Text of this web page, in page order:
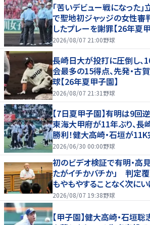
｢苦いデビュー戦になった
で聖地初ジャッジの女性審
したプレーを謝罪【26年夏
2026/08/07 21:00野球
長崎日大が投打に圧倒し、
会最多の15得点、先発・古
球【26年夏甲子園】
2026/08/07 21:31 野球
【7日夏甲子園】有明は9回
東海大甲府が11年ぶり、長
勝利！健大高崎・石垣が11K
2026/06/30 00:00野球
初のビデオ検証で有明・高
たがイチかバチか」 判定覆
もやもやすることなく次にい
2026/08/07 19:38野球
【甲子園】健大高崎・石垣聡